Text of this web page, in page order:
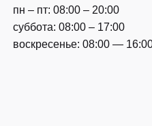
пн – пт: 08:00 – 20:00
суббота: 08:00 – 17:00
воскресенье: 08:00 —